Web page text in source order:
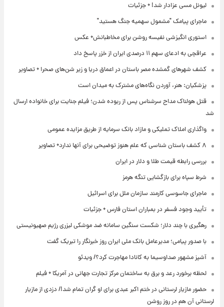
لیونل مسی عزادار شد! + جزئیات
ماجرای پیامک "مشمول سهمیه جنگ هستید"
استوری انگیزشی نفیسه روشن برای مخاطبانش+ عکس
عراقچی به ادعای سهم ۱۱ درصدی ایران از خزر پاسخ داد
کشف شهرهای گمشده مصر باستان در اعماق دریا و زیر شن‌های صحرا + تصاویر
پزشکیان: هنر، آوردن نگاه‌های مشترک به میدان است
قتل هولناک مداح سرشناس پس از ربوده شدن؛ فیلم جنایت برای خانواده ارسال
شد
واگذاری املاک تملیکی و مازاد بانک سرمایه از طریق مزایده عمومی
۸ کشف باستان شناسی که علم هنوز توضیحی برای آنها ندارد+ تصاویر
بررسی رابطه قیمت طلا و دلار در ایران
شرط سپاه برای بازگشایی تنگه هرمز
ماجرای جاسوسی کارمند سازمان ملل برای اسرائیل
تأیید وجود فسفر در بمباران استان فارس + جزئیات
رهگیری با چند دلار؛ شکست سنگین سامانه ضد موشکی لیزری رژیم صهیونیستی
با صدور پیامی؛ مدیرعامل بانک ملی ایران روز خبرنگار را تبریک گفت
آشپز مشهور صداوسیما به کانادا مهاجرت کرد؟/ ویدئو
لحظه برخورد رعد و برق به ساختمان مرکز تجارت جهانی در آمریکا + فیلم
حضور مازیار لرستانی در ختم اکبر عبدی برای او گران تمام شد!/ دزدی از مازیار
لرستانی آن هم در روز روشن